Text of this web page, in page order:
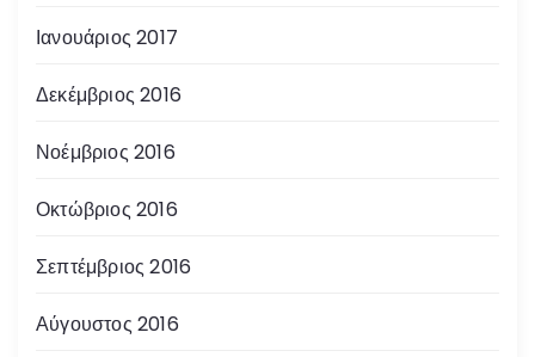
Ιανουάριος 2017
Δεκέμβριος 2016
Νοέμβριος 2016
Οκτώβριος 2016
Σεπτέμβριος 2016
Αύγουστος 2016